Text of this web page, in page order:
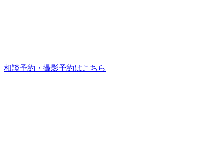
相談予約・撮影予約はこちら